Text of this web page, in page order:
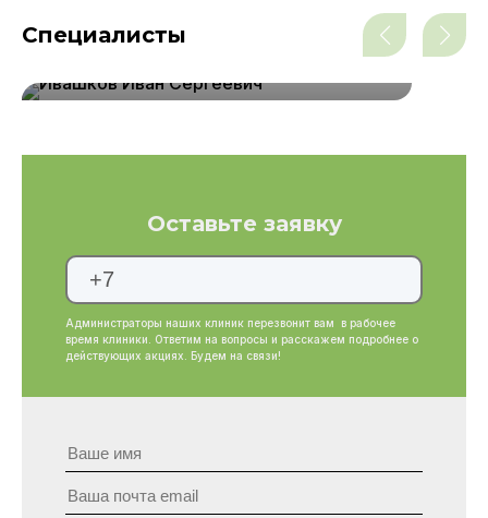
Специалисты
врач-офтальмолог
Оставьте заявку
Администраторы наших клиник перезвонит вам в рабочее
время клиники. Ответим на вопросы и расскажем подробнее о
действующих акциях. Будем на связи!